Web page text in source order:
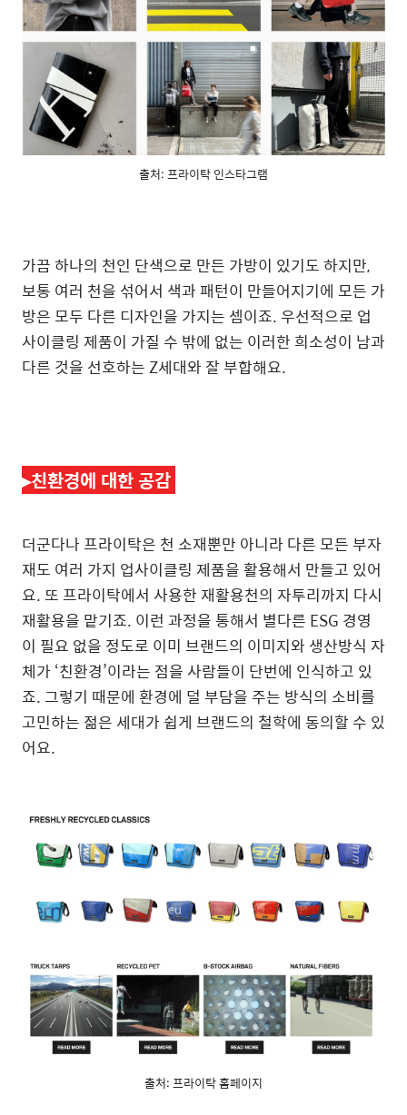
출처: 프라이탁 인스타그램
가끔 하나의 천인 단색으로 만든 가방이 있기도 하지만,
보통 여러 천을 섞어서 색과 패턴이 만들어지기에 모든 가
방은 모두 다른 디자인을 가지는 셈이죠. 우선적으로 업
사이클링 제품이 가질 수 밖에 없는 이러한 희소성이 남과
다른 것을 선호하는 Z세대와 잘 부합해요.
▸친환경에 대한 공감
더군다나 프라이탁은 천 소재뿐만 아니라 다른 모든 부자
재도 여러 가지 업사이클링 제품을 활용해서 만들고 있어
요. 또 프라이탁에서 사용한 재활용천의 자투리까지 다시
재활용을 맡기죠. 이런 과정을 통해서 별다른 ESG 경영
이 필요 없을 정도로 이미 브랜드의 이미지와 생산방식 자
체가 ‘친환경’이라는 점을 사람들이 단번에 인식하고 있
죠. 그렇기 때문에 환경에 덜 부담을 주는 방식의 소비를
고민하는 젊은 세대가 쉽게 브랜드의 철학에 동의할 수 있
어요.
출처: 프라이탁 홈페이지